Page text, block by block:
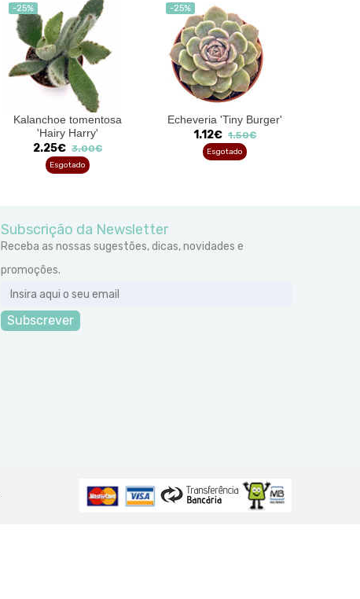
-25%
Kalanchoe tomentosa
'Hairy Harry'
2.25€ 3.00€
Esgotado
-25%
Echeveria 'Tiny Burger'
1.12€ 1.50€
Esgotado
Subscrição da Newsletter
Receba as nossas sugestões, dicas, novidades e
promoções.
Subscrever